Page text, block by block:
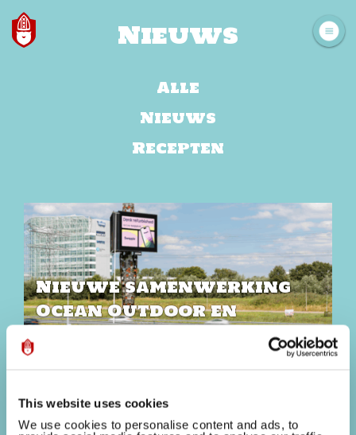
This website uses cookies
We use cookies to personalise content and ads, to
Nieuws
Alle
Nieuws
Recepten
Nieuwe samenwerking
Ocean Outdoor en
14 October 2025
Met trots kondigen we aan dat Ocean Outdoor